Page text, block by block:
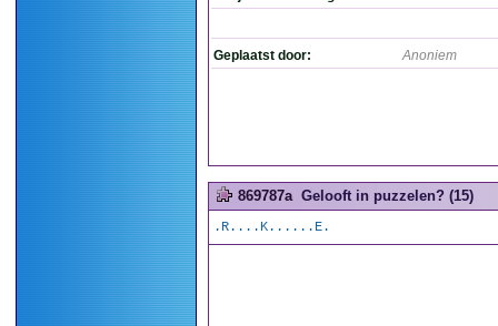
Geplaatst door: Anoniem
869787a Gelooft in puzzelen? (15)
.R....K......E.